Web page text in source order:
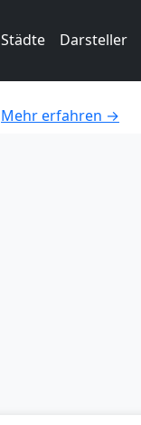
Städte Darsteller
Mehr erfahren →